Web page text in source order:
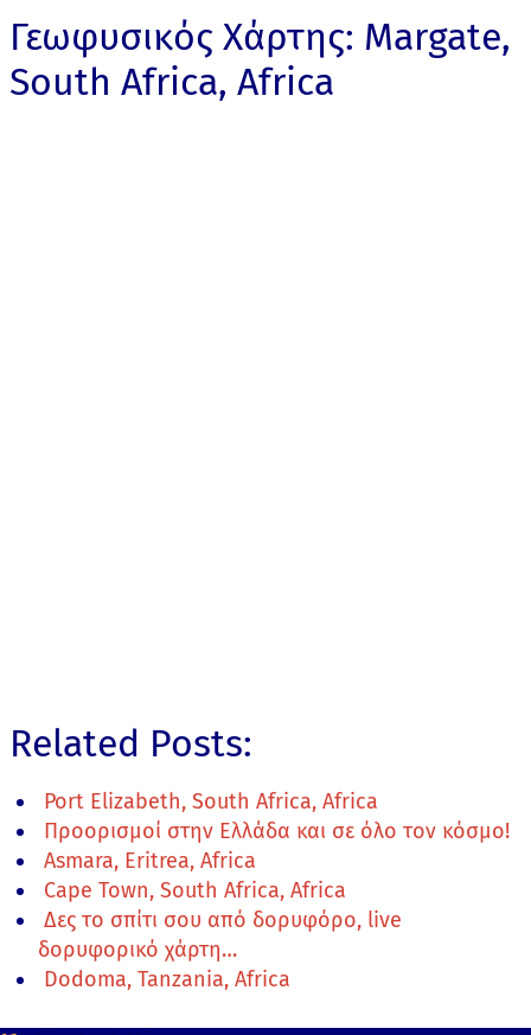
Γεωφυσικός Χάρτης: Margate,
South Africa, Africa
Related Posts:
Port Elizabeth, South Africa, Africa
Προορισμοί στην Ελλάδα και σε όλο τον κόσμο!
Asmara, Eritrea, Africa
Cape Town, South Africa, Africa
Δες το σπίτι σου από δορυφόρο, live
δορυφορικό χάρτη…
Dodoma, Tanzania, Africa